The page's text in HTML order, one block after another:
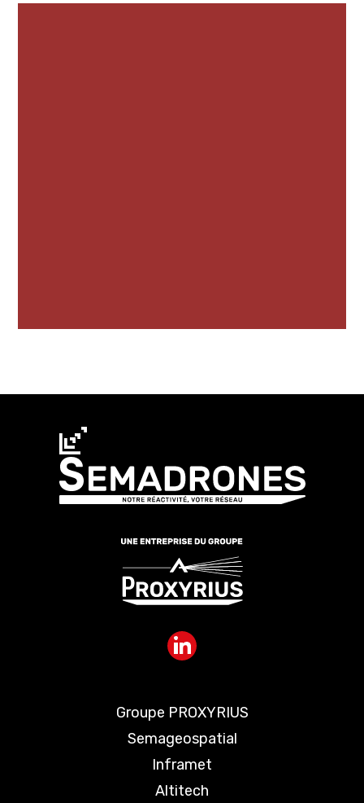
Groupe PROXYRIUS
Semageospatial
Inframet
Altitech